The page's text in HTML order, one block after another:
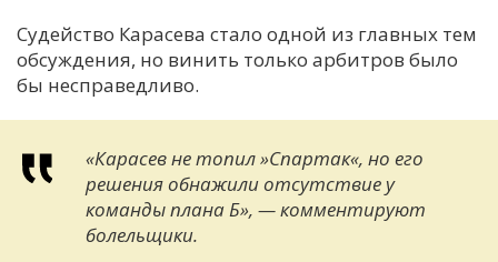
Судейство Карасева стало одной из главных тем
обсуждения, но винить только арбитров было
бы несправедливо.
«Карасев не топил »Спартак«, но его
решения обнажили отсутствие у
команды плана Б», — комментируют
болельщики.